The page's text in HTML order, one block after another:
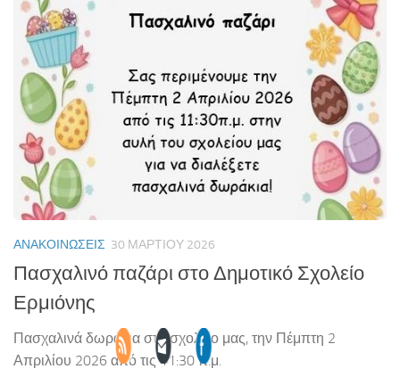
ΑΝΑΚΟΙΝΏΣΕΙΣ 30 ΜΑΡΤΊΟΥ 2026
Πασχαλινό παζάρι στο Δημοτικό Σχολείο
Ερμιόνης
Πασχαλινά δωράκια στο σχολείο μας, την Πέμπτη 2
Απριλίου 2026 από τις 11:30 π.μ.